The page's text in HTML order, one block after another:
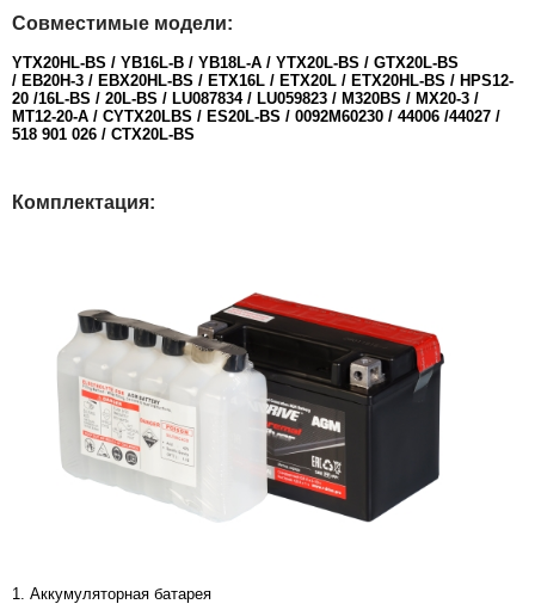
Совместимые модели:
YTX20HL-BS / YB16L-B / YB18L-A / YTX20L-BS / GTX20L-BS
/ EB20H-3 / EBX20HL-BS / ETX16L / ETX20L / ETX20HL-BS / HPS12-
20 /16L-BS / 20L-BS / LU087834 / LU059823 / M320BS / MX20-3 /
MT12-20-A / CYTX20LBS / ES20L-BS / 0092M60230 / 44006 /44027 /
518 901 026 / CTX20L-BS
Комплектация:
1. Аккумуляторная батарея